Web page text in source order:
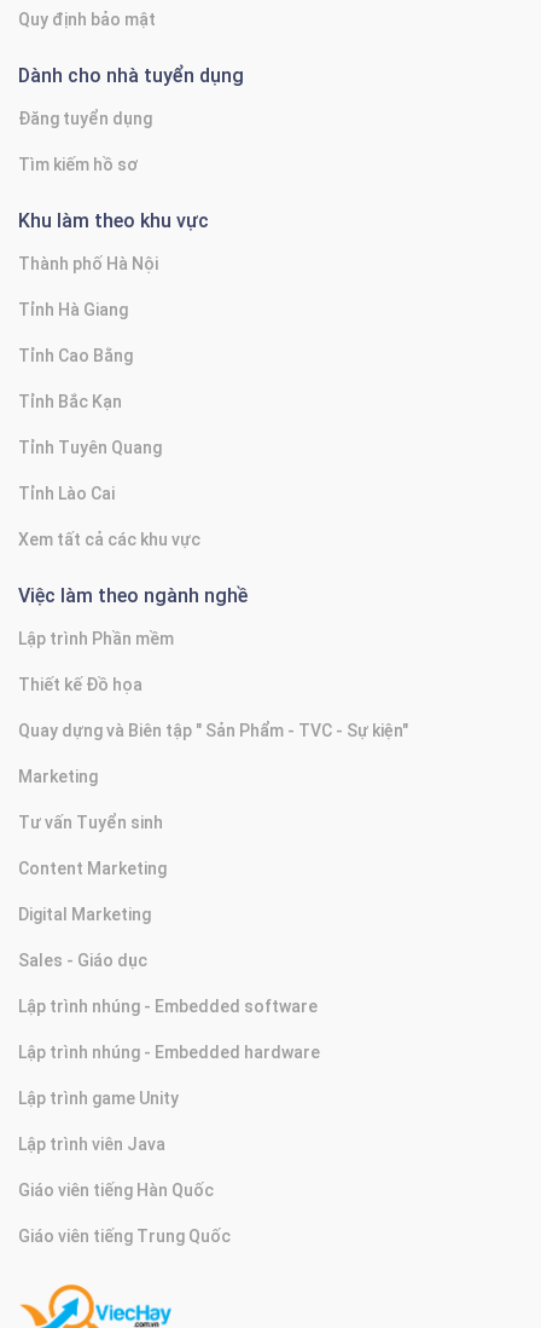
Quy định bảo mật
Dành cho nhà tuyển dụng
Đăng tuyển dụng
Tìm kiếm hồ sơ
Khu làm theo khu vực
Thành phố Hà Nội
Tỉnh Hà Giang
Tỉnh Cao Bằng
Tỉnh Bắc Kạn
Tỉnh Tuyên Quang
Tỉnh Lào Cai
Xem tất cả các khu vực
Việc làm theo ngành nghề
Lập trình Phần mềm
Thiết kế Đồ họa
Quay dựng và Biên tập " Sản Phẩm - TVC - Sự kiện"
Marketing
Tư vấn Tuyển sinh
Content Marketing
Digital Marketing
Sales - Giáo dục
Lập trình nhúng - Embedded software
Lập trình nhúng - Embedded hardware
Lập trình game Unity
Lập trình viên Java
Giáo viên tiếng Hàn Quốc
Giáo viên tiếng Trung Quốc